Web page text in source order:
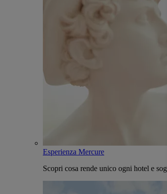
Esperienza Mercure
Scopri cosa rende unico ogni hotel e